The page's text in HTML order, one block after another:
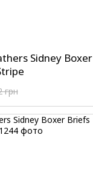
Sidney Boxer
грн